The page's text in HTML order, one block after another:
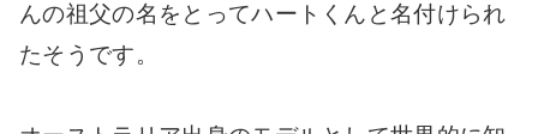
んの祖父の名をとってハートくんと名付けられ
たそうです。